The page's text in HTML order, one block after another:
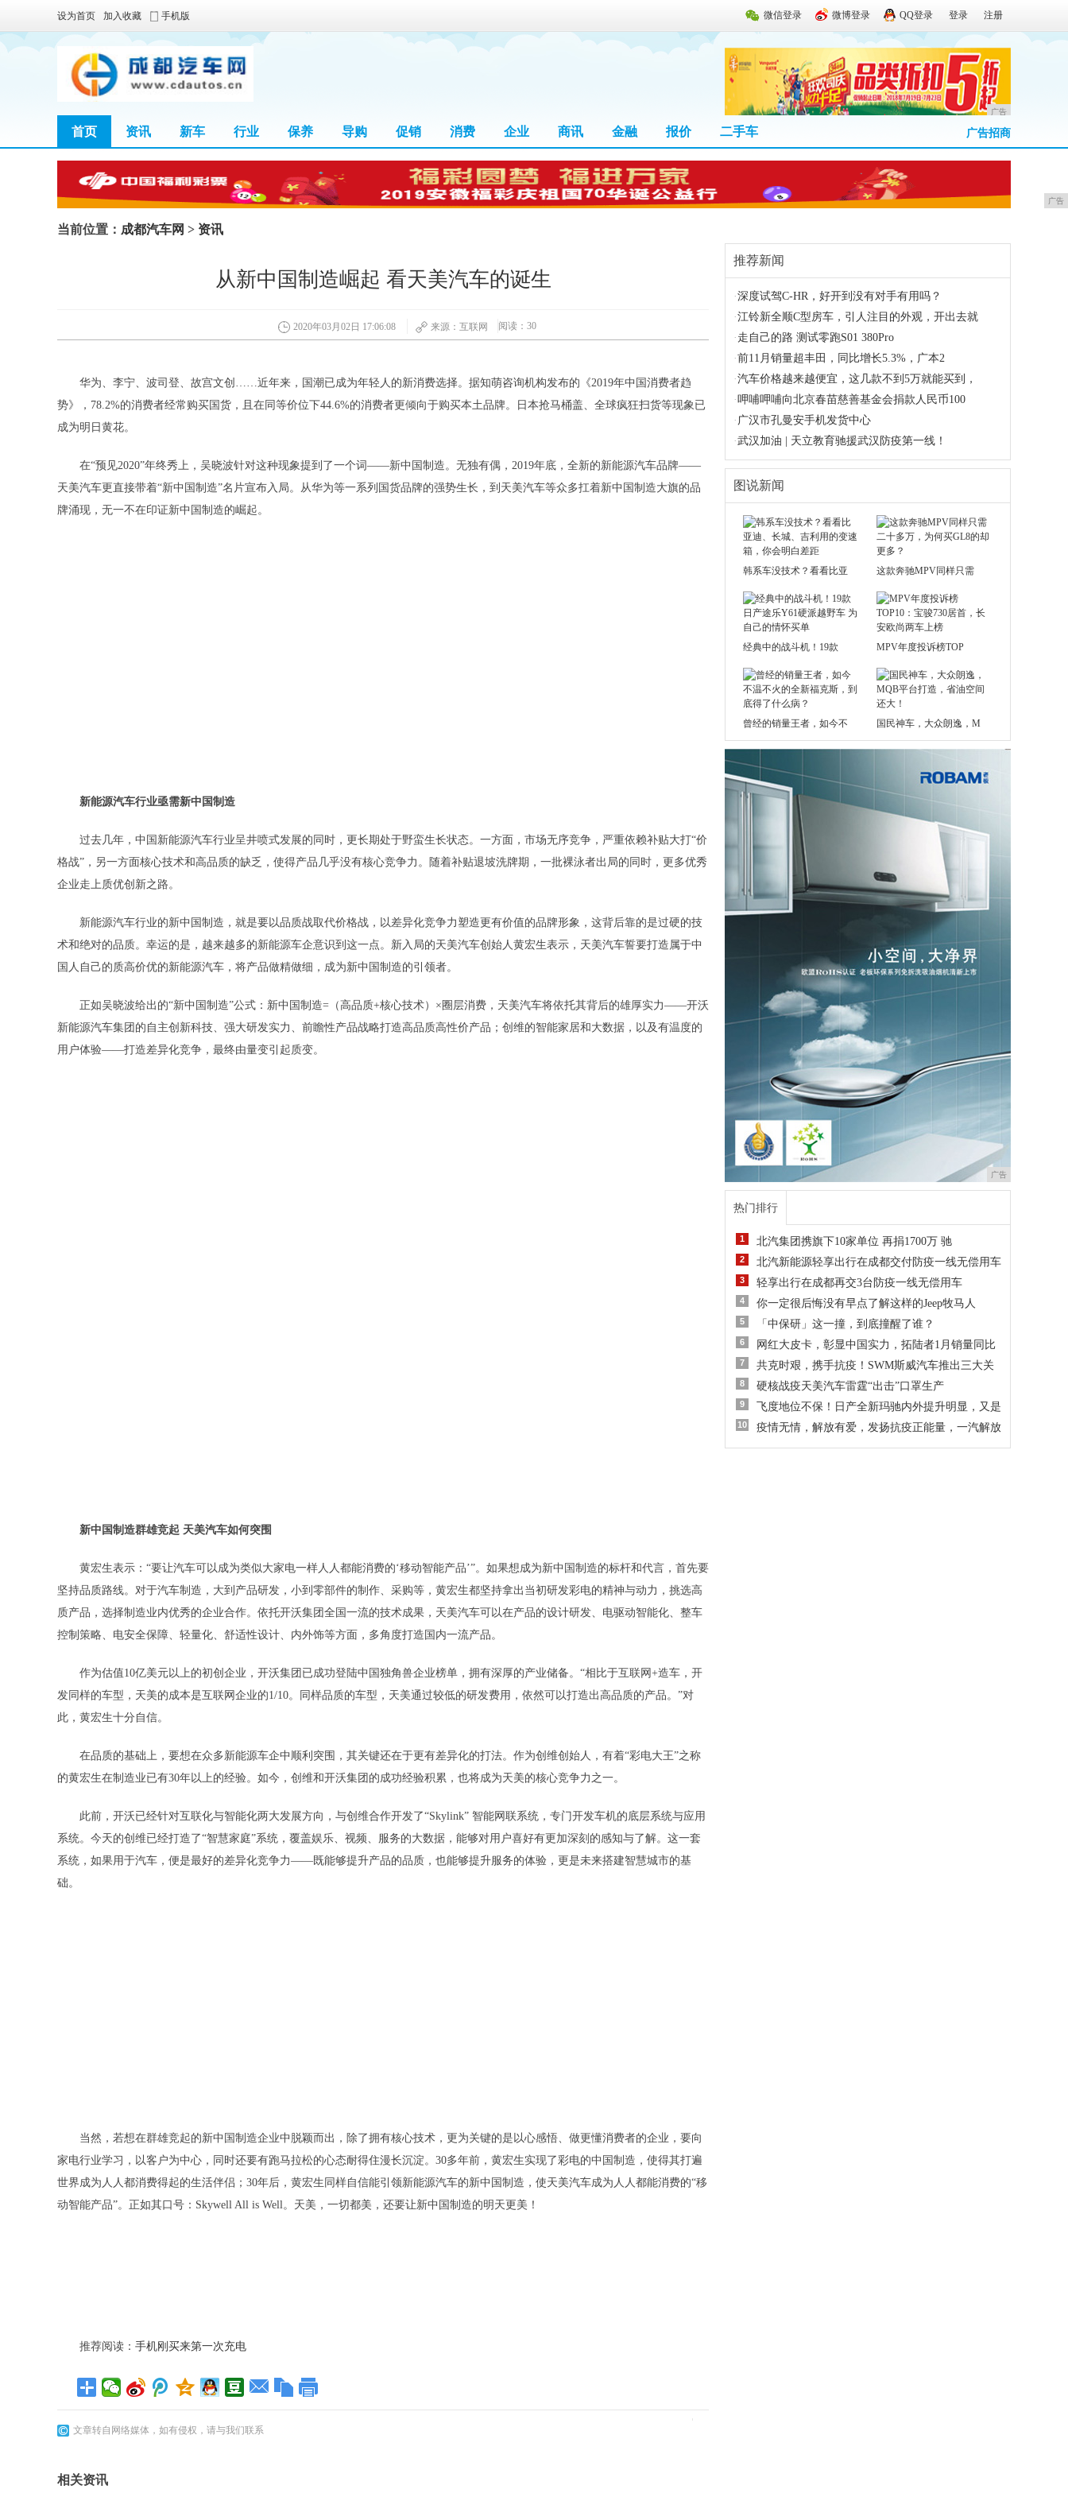
微信登录 微博登录 QQ登录 登录 注册
设为首页 加入收藏 手机版
广告
首页 资讯 新车 行业 保养 导购 促销 消费 企业 商讯 金融 报价 二手车 广告招商
广告
当前位置： 成都汽车网 > 资讯
从新中国制造崛起 看天美汽车的诞生
2020年03月02日 17:06:08 来源：互联网 阅读：30
华为、李宁、波司登、故宫文创……近年来，国潮已成为年轻人的新消费选择。据知萌咨询机构发布的《2019年中国消费者趋
势》，78.2%的消费者经常购买国货，且在同等价位下44.6%的消费者更倾向于购买本土品牌。日本抢马桶盖、全球疯狂扫货等现象已
成为明日黄花。
在“预见2020”年终秀上，吴晓波针对这种现象提到了一个词——新中国制造。无独有偶，2019年底，全新的新能源汽车品牌——
天美汽车更直接带着“新中国制造”名片宣布入局。从华为等一系列国货品牌的强势生长，到天美汽车等众多扛着新中国制造大旗的品
牌涌现，无一不在印证新中国制造的崛起。
新能源汽车行业亟需新中国制造
过去几年，中国新能源汽车行业呈井喷式发展的同时，更长期处于野蛮生长状态。一方面，市场无序竞争，严重依赖补贴大打“价
格战”，另一方面核心技术和高品质的缺乏，使得产品几乎没有核心竞争力。随着补贴退坡洗牌期，一批裸泳者出局的同时，更多优秀
企业走上质优创新之路。
新能源汽车行业的新中国制造，就是要以品质战取代价格战，以差异化竞争力塑造更有价值的品牌形象，这背后靠的是过硬的技
术和绝对的品质。幸运的是，越来越多的新能源车企意识到这一点。新入局的天美汽车创始人黄宏生表示，天美汽车誓要打造属于中
国人自己的质高价优的新能源汽车，将产品做精做细，成为新中国制造的引领者。
正如吴晓波给出的“新中国制造”公式：新中国制造=（高品质+核心技术） × 圈层消费，天美汽车将依托其背后的雄厚实力——开沃
新能源汽车集团的自主创新科技、强大研发实力、前瞻性产品战略打造高品质高性价产品；创维的智能家居和大数据，以及有温度的
用户体验——打造差异化竞争，最终由量变引起质变。
新中国制造群雄竞起 天美汽车如何突围
黄宏生表示：“要让汽车可以成为类似大家电一样人人都能消费的‘移动智能产品’”。如果想成为新中国制造的标杆和代言，首先要
坚持品质路线。对于汽车制造，大到产品研发，小到零部件的制作、采购等，黄宏生都坚持拿出当初研发彩电的精神与动力，挑选高
质产品，选择制造业内优秀的企业合作。依托开沃集团全国一流的技术成果，天美汽车可以在产品的设计研发、电驱动智能化、整车
控制策略、电安全保障、轻量化、舒适性设计、内外饰等方面，多角度打造国内一流产品。
作为估值10亿美元以上的初创企业，开沃集团已成功登陆中国独角兽企业榜单，拥有深厚的产业储备。“相比于互联网+造车，开
发同样的车型，天美的成本是互联网企业的1/10。同样品质的车型，天美通过较低的研发费用，依然可以打造出高品质的产品。”对
此，黄宏生十分自信。
在品质的基础上，要想在众多新能源车企中顺利突围，其关键还在于更有差异化的打法。作为创维创始人，有着“彩电大王”之称
的黄宏生在制造业已有30年以上的经验。如今，创维和开沃集团的成功经验积累，也将成为天美的核心竞争力之一。
此前，开沃已经针对互联化与智能化两大发展方向，与创维合作开发了“Skylink” 智能网联系统，专门开发车机的底层系统与应用
系统。今天的创维已经打造了“智慧家庭”系统，覆盖娱乐、视频、服务的大数据，能够对用户喜好有更加深刻的感知与了解。这一套
系统，如果用于汽车，便是最好的差异化竞争力——既能够提升产品的品质，也能够提升服务的体验，更是未来搭建智慧城市的基
础。
当然，若想在群雄竞起的新中国制造企业中脱颖而出，除了拥有核心技术，更为关键的是以心感悟、做更懂消费者的企业，要向
家电行业学习，以客户为中心，同时还要有跑马拉松的心态耐得住漫长沉淀。30多年前，黄宏生实现了彩电的中国制造，使得其打遍
世界成为人人都消费得起的生活伴侣；30年后，黄宏生同样自信能引领新能源汽车的新中国制造，使天美汽车成为人人都能消费的“移
动智能产品”。正如其口号：Skywell All is Well。天美，一切都美，还要让新中国制造的明天更美！
推荐阅读： 手机刚买来第一次充电
文章转自网络媒体，如有侵权，请与我们联系
相关资讯
推荐新闻
·深度试驾C-HR，好开到没有对手有用吗？
·江铃新全顺C型房车，引人注目的外观，开出去就
· 走自己的路 测试零跑S01 380Pro
·前11月销量超丰田，同比增长5.3%，广本2
·汽车价格越来越便宜，这几款不到5万就能买到，
·呷哺呷哺向北京春苗慈善基金会捐款人民币100
· 广汉市孔曼安手机发货中心
·武汉加油 | 天立教育驰援武汉防疫第一线！
图说新闻
韩系车没技术？看看比亚 这款奔驰MPV同样只需
经典中的战斗机！19款 MPV年度投诉榜TOP
曾经的销量王者，如今不 国民神车，大众朗逸，M
广告
热门排行
1 北汽集团携旗下10家单位 再捐1700万 驰
2 北汽新能源轻享出行在成都交付防疫一线无偿用车
3 轻享出行在成都再交3台防疫一线无偿用车
4 你一定很后悔没有早点了解这样的Jeep牧马人
5 「中保研」这一撞，到底撞醒了谁？
6 网红大皮卡，彰显中国实力，拓陆者1月销量同比
7 共克时艰，携手抗疫！SWM斯威汽车推出三大关
8 硬核战疫天美汽车雷霆“出击”口罩生产
9 飞度地位不保！日产全新玛驰内外提升明显，又是
10 疫情无情，解放有爱，发扬抗疫正能量，一汽解放